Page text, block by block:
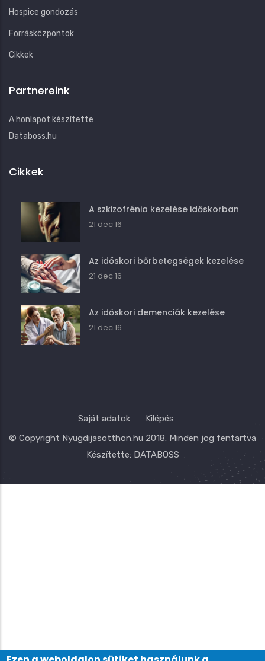
Hospice gondozás
Forrásközpontok
Cikkek
Partnereink
A honlapot készítette
Databoss.hu
Cikkek
A szkizofrénia kezelése időskorban
21 dec 16
Az időskori bőrbetegségek kezelése
21 dec 16
Az időskori demenciák kezelése
21 dec 16
Saját adatok
Kilépés
© Copyright Nyugdijasotthon.hu 2018. Minden jog fentartva
Készítette: DATABOSS